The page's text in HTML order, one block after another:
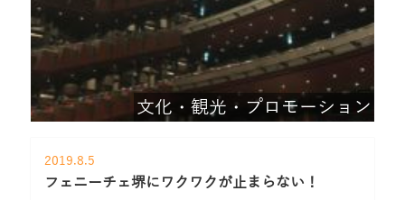
文化・観光・プロモーション
2019.8.5
フェニーチェ堺にワクワクが止まらない！